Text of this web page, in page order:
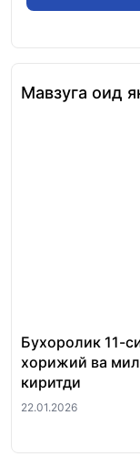
Мавзуга оид
Бухоролик 11-
хорижий ва
киритди
22.01.2026